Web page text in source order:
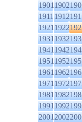
19011902
19111912
19211922
19311932
19411942
19511952
19611962
19711972
19811982
19911992
20012002